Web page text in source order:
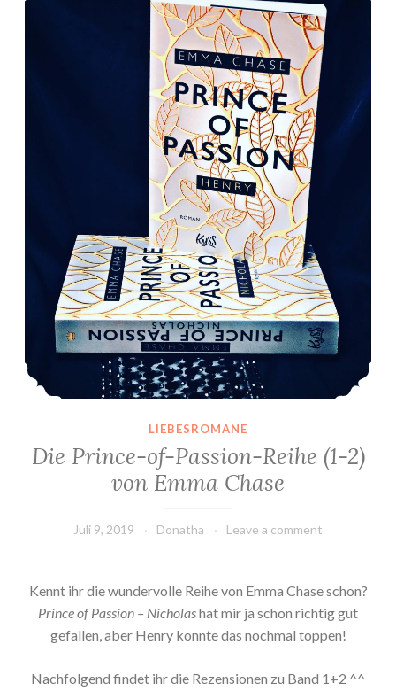
LIEBESROMANE
Die Prince-of-Passion-Reihe (1-2)
von Emma Chase
Juli 9, 2019 Donatha Leave a comment
Kennt ihr die wundervolle Reihe von Emma Chase schon?
Prince of Passion – Nicholashat mir ja schon richtig gut
gefallen, aber Henry konnte das nochmal toppen!
Nachfolgend findet ihr die Rezensionen zu Band 1+2 ^^